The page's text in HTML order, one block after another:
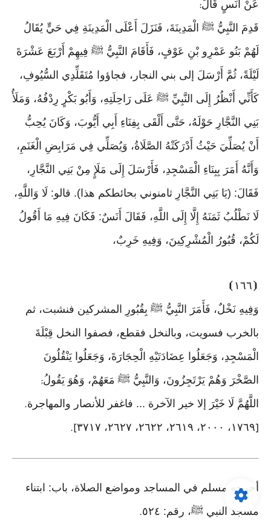
عَنْ أَنَسٍ قَالَ:
قَدِمَ النَّبِيُّ ﷺ الْمَدِينَةَ، فَنَزَلَ أَعْلَى الْمَدِينَةِ فِي حَيٍّ يُقَالُ
لَهُمْ بَنُو عَمْرِو بْنِ عَوْفٍ، فَأَقَامَ النَّبِيُّ ﷺ فِيهِمْ أَرْبَعَ عَشْرَةَ
لَيْلَةً، ثُمَّ أَرْسَلَ إلى بني النجار، فجاؤوا مُتَقَلِّدِي السُّيُوفِ،
كَأَنِّي أَنْظُرُ إِلَى النَّبِيِّ ﷺ عَلَى رَاحِلَتِهِ، وَأَبُو بَكْرٍ رِدْفُهُ، وَمَلَأُ
بَنِي النَّجَّارِ حَوْلَهُ، حَتَّى أَلْقَى بِفِنَاءِ أَبِي أَيُّوبَ، وَكَانَ يُحِبُّ
أَنْ يُصَلِّيَ حَيْثُ أَدْرَكَتْهُ الصَّلَاةُ، وَيُصَلِّي فِي مَرَابِضِ الْغَنَمِ،
وَأَنَّهُ أَمَرَ بِبِنَاءِ الْمَسْجِدِ، فَأَرْسَلَ إِلَى مَلَإٍ مِنْ بَنِي النَّجَّارِ،
فَقَالَ: (يَا بَنِي النَّجَّارِ ثامنوني بحائطكم هذا). قالو: لَا وَاللَّهِ،
لَا نَطْلُبُ ثَمَنَهُ إِلَّا إِلَى اللَّهِ، فَقَالَ أَنَسٌ: فَكَانَ فِيهِ مَا أَقُولُ
لَكُمْ، قُبُورُ الْمُشْرِكِينَ، وَفِيهِ خَرِبٌ،
⦗١٦٦ ⦘
وَفِيهِ نَخْلٌ، فَأَمَرَ النَّبِيُّ ﷺ بِقُبُورِ المشركين فنشبت، ثم
بالخرب فسويت، وبالنخل فقطع، فصفوا النخل قِبْلَةَ
الْمَسْجِدِ، وَجَعَلُوا عِضَادَتَيْهِ الْحِجَارَةَ، وَجَعَلُوا يَنْقُلُونَ
الصَّخْرَ وَهُمْ يَرْتَجِزُونَ، وَالنَّبِيُّ ﷺ مَعَهُمْ، وَهُوَ يَقُولُ:
اللَّهُمَّ لَا خَيْرَ إلا خير الآخرة ... فاغفر للأنصار والمهاجرة.
[١٧٦٩، ٢٠٠٠، ٢٦١٩، ٢٦٢٢، ٢٦٢٧، ٣٧١٧ ].
أخرجه مسلم في المساجد ومواضع الصلاة، باب: ابتناء
مسجد النبي ﷺ، رقم: ٥٢٤
.